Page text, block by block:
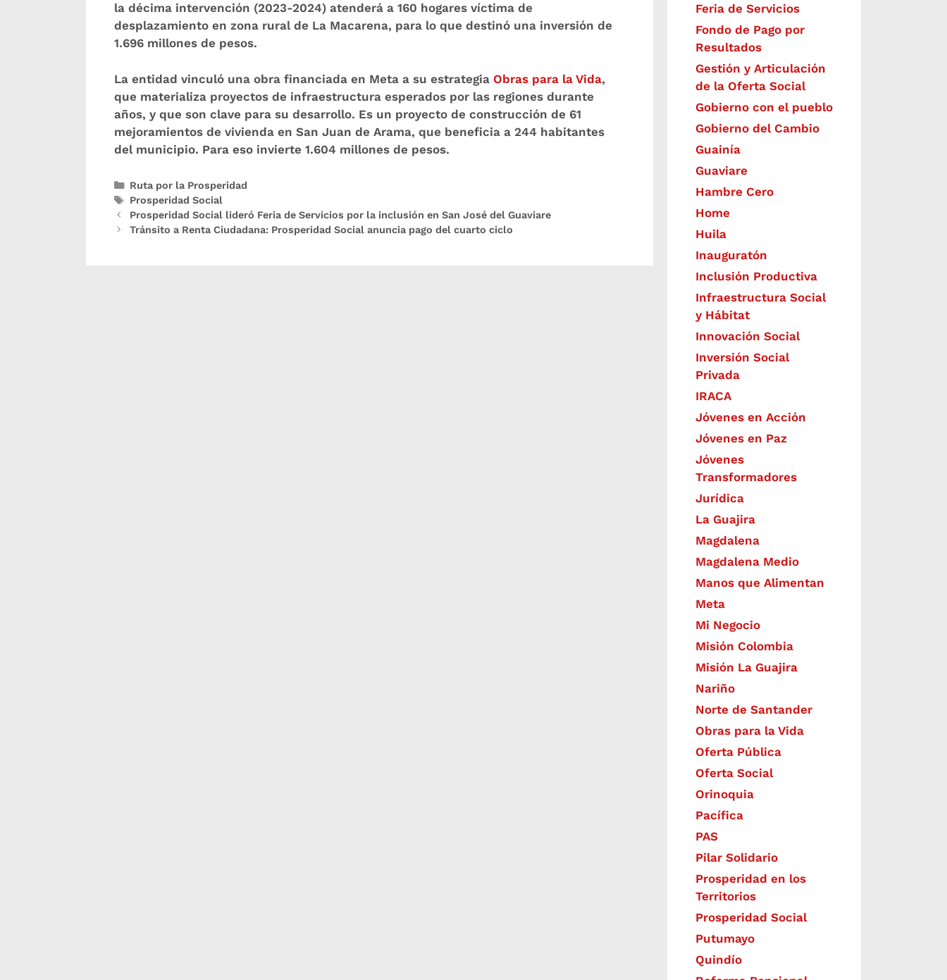
la décima intervención (2023-2024) atenderá a 160 hogares víctima de
desplazamiento en zona rural de La Macarena, para lo que destinó una inversión de
1.696 millones de pesos.
La entidad vinculó una obra financiada en Meta a su estrategia Obras para la Vida,
que materializa proyectos de infraestructura esperados por las regiones durante
años, y que son clave para su desarrollo. Es un proyecto de construcción de 61
mejoramientos de vivienda en San Juan de Arama, que beneficia a 244 habitantes
del municipio. Para eso invierte 1.604 millones de pesos.
Ruta por la Prosperidad
Prosperidad Social
Prosperidad Social lideró Feria de Servicios por la inclusión en San José del Guaviare
Tránsito a Renta Ciudadana: Prosperidad Social anuncia pago del cuarto ciclo
Feria de Servicios
Fondo de Pago por
Resultados
Gestión y Articulación
de la Oferta Social
Gobierno con el pueblo
Gobierno del Cambio
Guainía
Guaviare
Hambre Cero
Home
Huila
Inauguratón
Inclusión Productiva
Infraestructura Social
y Hábitat
​Innovación Social
Inversión Social
Privada
IRACA
Jóvenes en Acción
Jóvenes en Paz
Jóvenes
Transformadores
Jurídica
La Guajira
Magdalena
Magdalena Medio
Manos que Alimentan
Meta
Mi Negocio
Misión Colombia
Misión La Guajira
Nariño
Norte de Santander
Obras para la Vida
Oferta Pública
Oferta Social​​
Orinoquia
Pacífica
PAS
Pilar Solidario
Prosperidad en los
Territorios
Prosperidad Social
Putumayo
Quindío